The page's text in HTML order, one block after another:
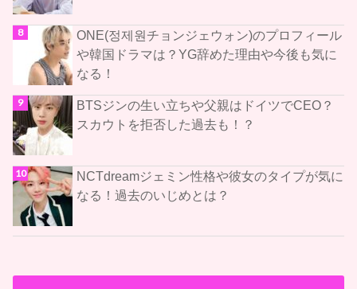
ONE(정제원チョンジェウォン)のプロフィール
や韓国ドラマは？YG辞めた理由や今後も気に
なる！
BTSジンの生い立ちや父親はドイツでCEO？
スカウトを拒否した過去も！？
NCTdreamジェミン性格や彼女のタイプが気に
なる！過去のいじめとは？